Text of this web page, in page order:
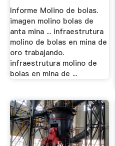
Informe Molino de bolas.
imagen molino bolas de
anta mina ... infraestrutura
molino de bolas en mina de
oro trabajando.
infraestrutura molino de
bolas en mina de ...